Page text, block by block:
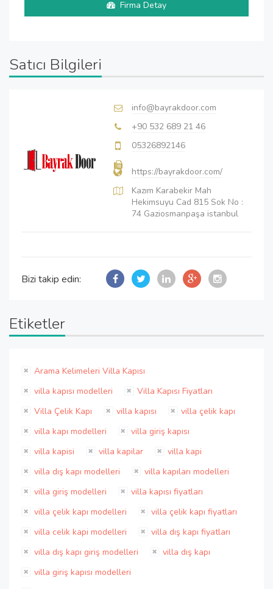
Firma Detay
Satıcı Bilgileri
info@bayrakdoor.com
+90 532 689 21 46
05326892146
https://bayrakdoor.com/
Kazım Karabekir Mah
Hekimsuyu Cad 815 Sok No :
74 Gaziosmanpaşa istanbul
Bizi takip edin:
Etiketler
Arama Kelimeleri Villa Kapısı
villa kapısı modelleri
Villa Kapısı Fiyatları
Villa Çelik Kapı
villa kapısı
villa çelik kapı
villa kapı modelleri
villa giriş kapısı
villa kapisi
villa kapilar
villa kapi
villa dış kapı modelleri
villa kapıları modelleri
villa giriş modelleri
villa kapısı fiyatları
villa çelik kapı modelleri
villa çelik kapı fiyatları
villa celik kapi modelleri
villa dış kapı fiyatları
villa dış kapı giriş modelleri
villa dış kapı
villa giriş kapısı modelleri